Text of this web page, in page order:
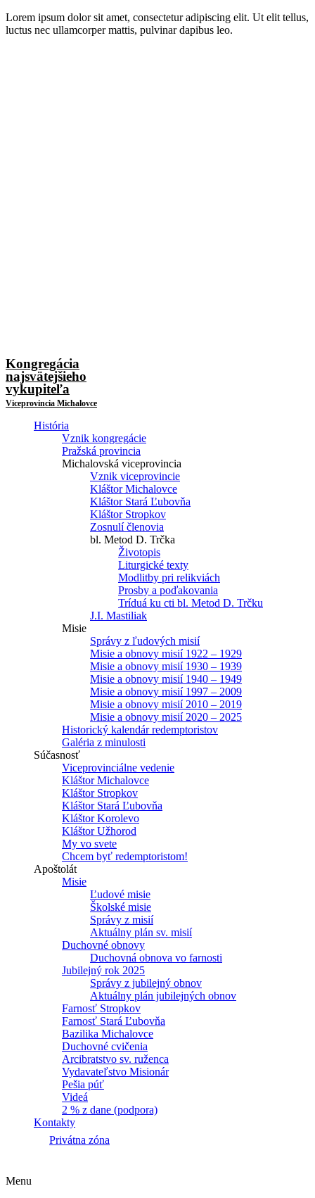
Lorem ipsum dolor sit amet, consectetur adipiscing elit. Ut elit tellus,
luctus nec ullamcorper mattis, pulvinar dapibus leo.
Kongregácia
najsvätejšieho
vykupiteľa
Viceprovincia Michalovce
História
Vznik kongregácie
Pražská provincia
Michalovská viceprovincia
Vznik viceprovincie
Kláštor Michalovce
Kláštor Stará Ľubovňa
Kláštor Stropkov
Zosnulí členovia
bl. Metod D. Trčka
Životopis
Liturgické texty
Modlitby pri relikviách
Prosby a poďakovania
Tríduá ku cti bl. Metod D. Trčku
J.I. Mastiliak
Misie
Správy z ľudových misií
Misie a obnovy misií 1922 – 1929
Misie a obnovy misií 1930 – 1939
Misie a obnovy misií 1940 – 1949
Misie a obnovy misií 1997 – 2009
Misie a obnovy misií 2010 – 2019
Misie a obnovy misií 2020 – 2025
Historický kalendár redemptoristov
Galéria z minulosti
Súčasnosť
Viceprovinciálne vedenie
Kláštor Michalovce
Kláštor Stropkov
Kláštor Stará Ľubovňa
Kláštor Korolevo
Kláštor Užhorod
My vo svete
Chcem byť redemptoristom!
Apoštolát
Misie
Ľudové misie
Školské misie
Správy z misií
Aktuálny plán sv. misií
Duchovné obnovy
Duchovná obnova vo farnosti
Jubilejný rok 2025
Správy z jubilejný obnov
Aktuálny plán jubilejných obnov
Farnosť Stropkov
Farnosť Stará Ľubovňa
Bazilika Michalovce
Duchovné cvičenia
Arcibratstvo sv. ruženca
Vydavateľstvo Misionár
Pešia púť
Videá
2 % z dane (podpora)
Kontakty
Privátna zóna
Menu